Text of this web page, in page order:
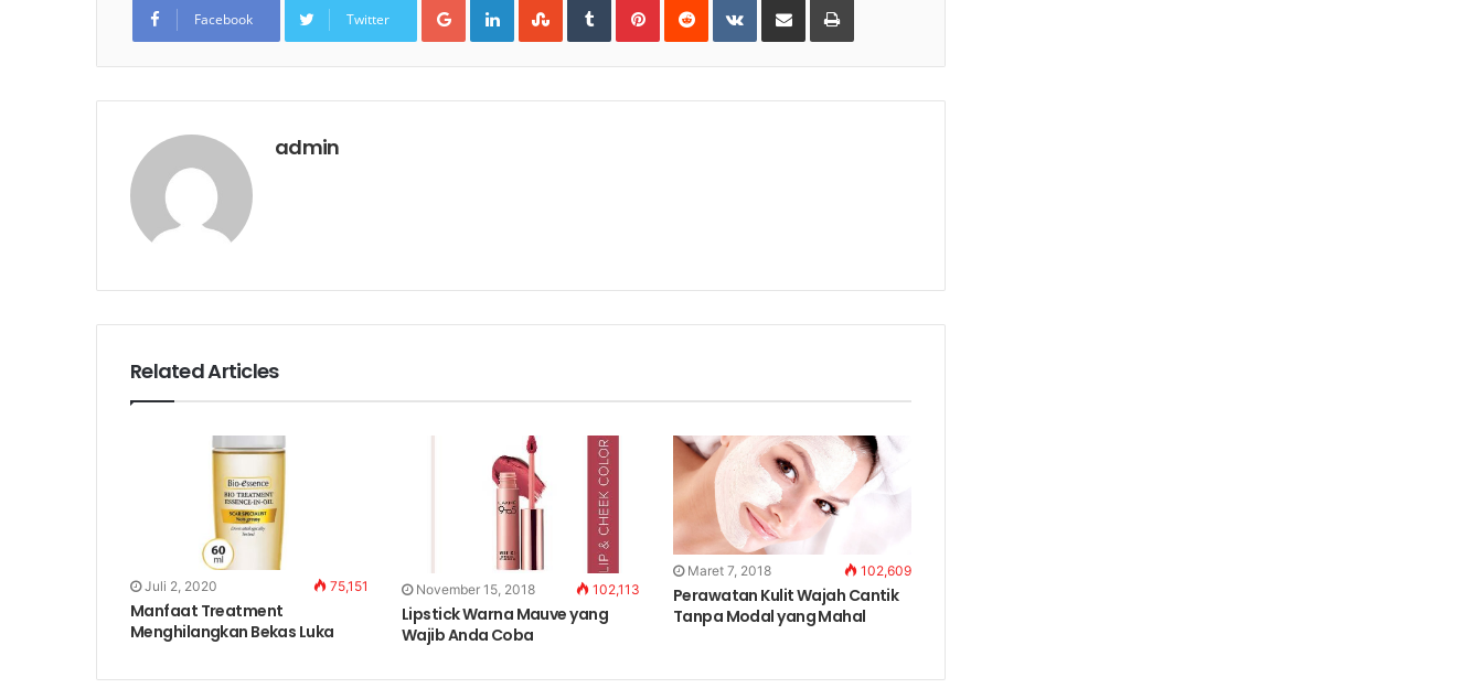
Facebook Twitter Email
admin
Related Articles
Juli 2, 2020 75,151
Manfaat Treatment
Menghilangkan Bekas Luka
November 15, 2018 102,113
Lipstick Warna Mauve yang
Wajib Anda Coba
Maret 7, 2018 102,609
Perawatan Kulit Wajah Cantik
Tanpa Modal yang Mahal